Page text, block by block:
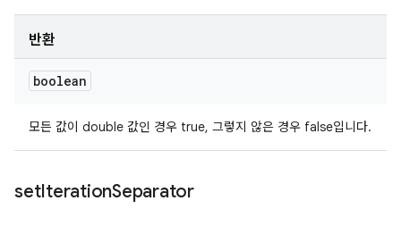
반환
boolean
모든 값이 double 값인 경우 true, 그렇지 않은 경우 false입니다.
setIterationSeparator